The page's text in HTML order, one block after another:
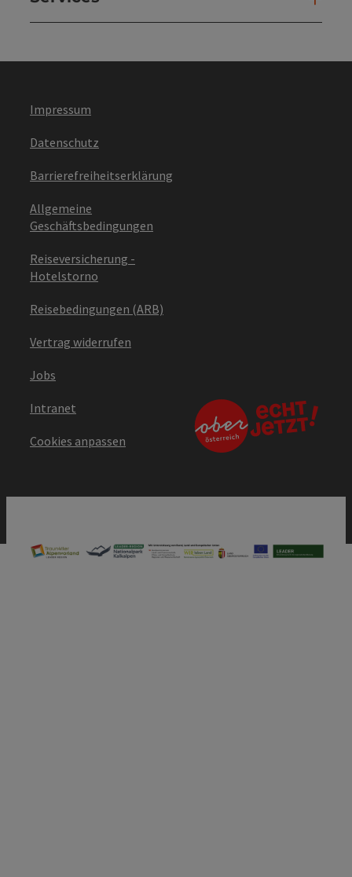
Impressum
Datenschutz
Barrierefreiheitserklärung
Allgemeine
Geschäftsbedingungen
Reiseversicherung -
Hotelstorno
Reisebedingungen (ARB)
Vertrag widerrufen
Jobs
Intranet
Cookies anpassen